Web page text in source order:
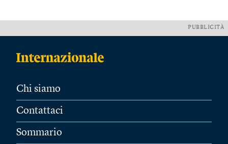
PUBBLICITÀ
Chi siamo
Contattaci
Sommario